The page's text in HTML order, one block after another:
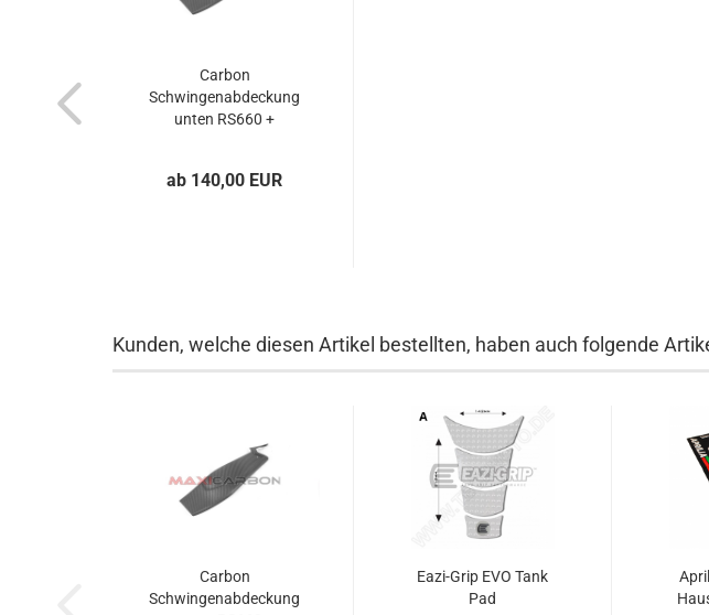
Carbon
Schwingenabdeckung
unten RS660 +
ab 140,00 EUR
Kunden, welche diesen Artikel bestellten, haben auch folgende
Carbon
Schwingenabdeckung
Eazi-Grip EVO Tank
Pad